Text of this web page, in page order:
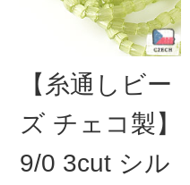
【糸通しビー
ズ チェコ製】
9/0 3cut シル